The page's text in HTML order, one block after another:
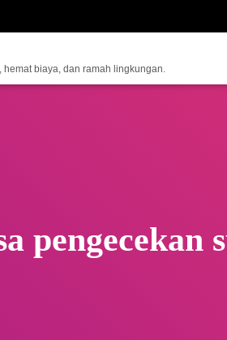
biaya, dan ramah lingkungan.
pengecekan